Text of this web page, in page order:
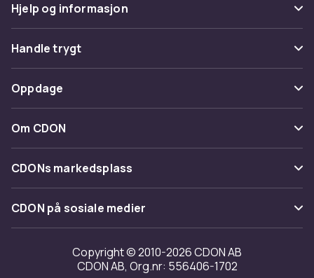
Hjelp og informasjon
Vanlige spørsmål
Spor pakke
Angre & returner her
Kontakt oss
Handle trygt
Betaling
Levering
Tilbakekallinger
Oppdage
Kategorier
Varemerker
Om CDON
Om oss
Kundeanmeldelser
Jobbe på CDON
Investor relations
Tilgjengelighet
CDONs markedsplass
Merchant Help Center
CDON på sosiale medier
Copyright © 2010-2026 CDON AB
CDON AB, Org.nr: 556406-1702